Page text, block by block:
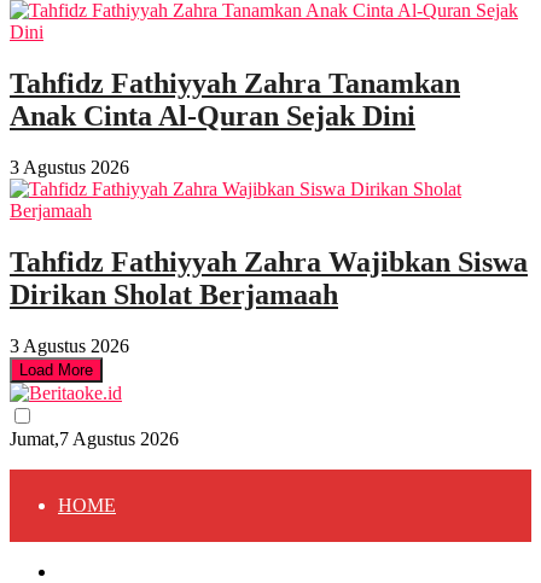
Tahfidz Fathiyyah Zahra Tanamkan
Anak Cinta Al-Quran Sejak Dini
3 Agustus 2026
Tahfidz Fathiyyah Zahra Wajibkan Siswa
Dirikan Sholat Berjamaah
3 Agustus 2026
Load More
Jumat,7 Agustus 2026
HOME